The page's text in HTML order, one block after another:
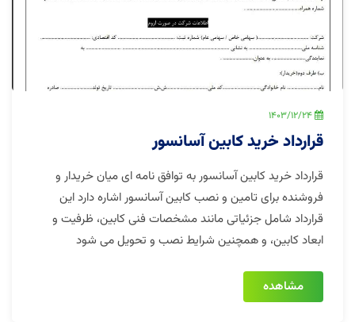
1403/12/24
قرارداد خرید کابین آسانسور
قرارداد خرید کابین آسانسور به توافق نامه ای میان خریدار و
فروشنده برای تامین و نصب کابین آسانسور اشاره دارد این
قرارداد شامل جزئیاتی مانند مشخصات فنی کابین، ظرفیت و
ابعاد کابین، و همچنین شرایط نصب و تحویل می شود
مشاهده